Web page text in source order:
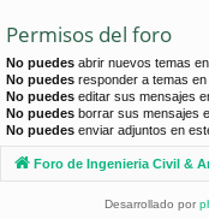
Permisos del foro
No puedes abrir nuevos temas
No puedes responder a temas
No puedes editar sus mensajes
No puedes borrar sus mensajes
No puedes enviar adjuntos en
Foro de Ingenieria Civil &
Desarrollado por